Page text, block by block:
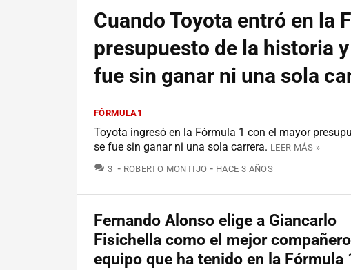
Cuando Toyota entró en la
presupuesto de la historia
fue sin ganar ni una sola
FÓRMULA1
Toyota ingresó en la Fórmula 1 con el mayor
se fue sin ganar ni una sola carrera. LEER MÁS »
3 COMENTARIOS
ROBERTO MONTIJO HACE 3 AÑOS
Fernando Alonso elige a Giancarlo
Fisichella como el mejor
equipo que ha tenido en la Fórmula